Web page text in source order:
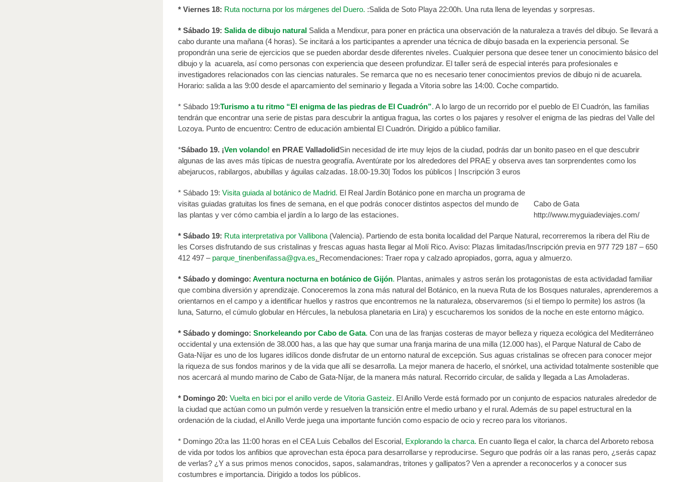
* Viernes 18: Ruta nocturna por los márgenes del Duero. :Salida de Soto Playa 22:00h. Una ruta llena de leyendas y sorpresas.
* Sábado 19: Salida de dibujo natural Salida a Mendixur, para poner en práctica una observación de la naturaleza a través del dibujo. Se llevará a
cabo durante una mañana (4 horas). Se incitará a los participantes a aprender una técnica de dibujo basada en la experiencia personal. Se
propondrán una serie de ejercicios que se pueden abordar desde diferentes niveles. Cualquier persona que desee tener un conocimiento básico del
dibujo y la acuarela, así como personas con experiencia que deseen profundizar. El taller será de especial interés para profesionales e
investigadores relacionados con las ciencias naturales. Se remarca que no es necesario tener conocimientos previos de dibujo ni de acuarela.
Horario: salida a las 9:00 desde el aparcamiento del seminario y llegada a Vitoria sobre las 14:00. Coche compartido.
* Sábado 19:Turismo a tu ritmo “El enigma de las piedras de El Cuadrón”. A lo largo de un recorrido por el pueblo de El Cuadrón, las familias
tendrán que encontrar una serie de pistas para descubrir la antigua fragua, las cortes o los pajares y resolver el enigma de las piedras del Valle del
Lozoya. Punto de encuentro: Centro de educación ambiental El Cuadrón. Dirigido a público familiar.
*Sábado 19. ¡Ven volando! en PRAE ValladolidSin necesidad de irte muy lejos de la ciudad, podrás dar un bonito paseo en el que descubrir
algunas de las aves más típicas de nuestra geografía. Aventúrate por los alrededores del PRAE y observa aves tan sorprendentes como los
abejarucos, rabilargos, abubillas y águilas calzadas. 18.00-19.30| Todos los públicos | Inscripción 3 euros
Cabo de Gata
http://www.myguiadeviajes.com/
* Sábado 19: Visita guiada al botánico de Madrid. El Real Jardín Botánico pone en marcha un programa de
visitas guiadas gratuitas los fines de semana, en el que podrás conocer distintos aspectos del mundo de
las plantas y ver cómo cambia el jardín a lo largo de las estaciones.
* Sábado 19: Ruta interpretativa por Vallibona (Valencia). Partiendo de esta bonita localidad del Parque Natural, recorreremos la ribera del Riu de
les Corses disfrutando de sus cristalinas y frescas aguas hasta llegar al Molí Rico. Aviso: Plazas limitadas/Inscripción previa en 977 729 187 – 650
412 497 – parque_tinenbenifassa@gva.es. Recomendaciones: Traer ropa y calzado apropiados, gorra, agua y almuerzo.
* Sábado y domingo: Aventura nocturna en botánico de Gijón. Plantas, animales y astros serán los protagonistas de esta actividadad familiar
que combina diversión y aprendizaje. Conoceremos la zona más natural del Botánico, en la nueva Ruta de los Bosques naturales, aprenderemos a
orientarnos en el campo y a identificar huellos y rastros que encontremos ne la naturaleza, observaremos (si el tiempo lo permite) los astros (la
luna, Saturno, el cúmulo globular en Hércules, la nebulosa planetaria en Lira) y escucharemos los sonidos de la noche en este entorno mágico.
* Sábado y domingo: Snorkeleando por Cabo de Gata. Con una de las franjas costeras de mayor belleza y riqueza ecológica del Mediterráneo
occidental y una extensión de 38.000 has, a las que hay que sumar una franja marina de una milla (12.000 has), el Parque Natural de Cabo de
Gata-Níjar es uno de los lugares idílicos donde disfrutar de un entorno natural de excepción. Sus aguas cristalinas se ofrecen para conocer mejor
la riqueza de sus fondos marinos y de la vida que allí se desarrolla. La mejor manera de hacerlo, el snórkel, una actividad totalmente sostenible que
nos acercará al mundo marino de Cabo de Gata-Níjar, de la manera más natural. Recorrido circular, de salida y llegada a Las Amoladeras.
* Domingo 20: Vuelta en bici por el anillo verde de Vitoria Gasteiz. El Anillo Verde está formado por un conjunto de espacios naturales alrededor de
la ciudad que actúan como un pulmón verde y resuelven la transición entre el medio urbano y el rural. Además de su papel estructural en la
ordenación de la ciudad, el Anillo Verde juega una importante función como espacio de ocio y recreo para los vitorianos.
* Domingo 20:a las 11:00 horas en el CEA Luis Ceballos del Escorial, Explorando la charca. En cuanto llega el calor, la charca del Arboreto rebosa
de vida por todos los anfibios que aprovechan esta época para desarrollarse y reproducirse. Seguro que podrás oír a las ranas pero, ¿serás capaz
de verlas? ¿Y a sus primos menos conocidos, sapos, salamandras, tritones y gallipatos? Ven a aprender a reconocerlos y a conocer sus
costumbres e importancia. Dirigido a todos los públicos.